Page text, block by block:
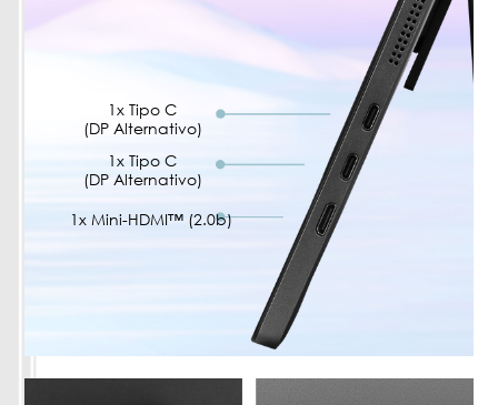
1x Tipo C
(DP Alternativo)
1x Tipo C
(DP Alternativo)
1x Mini-HDMI™ (2.0b)